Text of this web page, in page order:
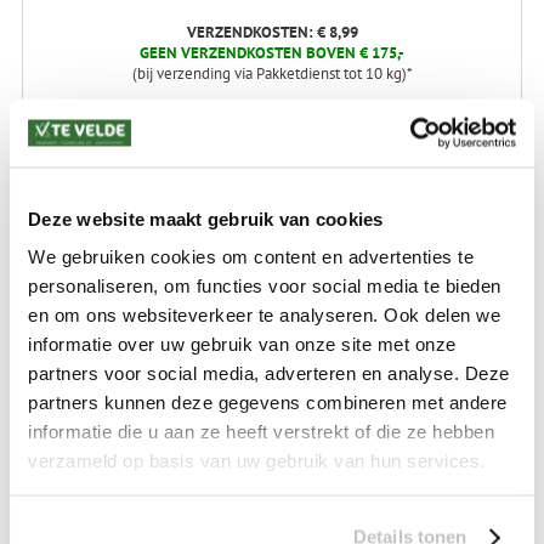
Deze website maakt gebruik van cookies
We gebruiken cookies om content en advertenties te
personaliseren, om functies voor social media te bieden
en om ons websiteverkeer te analyseren. Ook delen we
informatie over uw gebruik van onze site met onze
partners voor social media, adverteren en analyse. Deze
partners kunnen deze gegevens combineren met andere
informatie die u aan ze heeft verstrekt of die ze hebben
verzameld op basis van uw gebruik van hun services.
Details tonen
VERZENDKOSTEN: € 8,99
GEEN VERZENDKOSTEN BOVEN € 175,-
(bij verzending via Pakketdienst tot 10 kg)*
Kijk hier voor de ruilen-retourneren procedure
Waar is ons bedrijf gevestigd?
Drentse Poort 7
+31 (0) 599-613946
info@tevelde.nl